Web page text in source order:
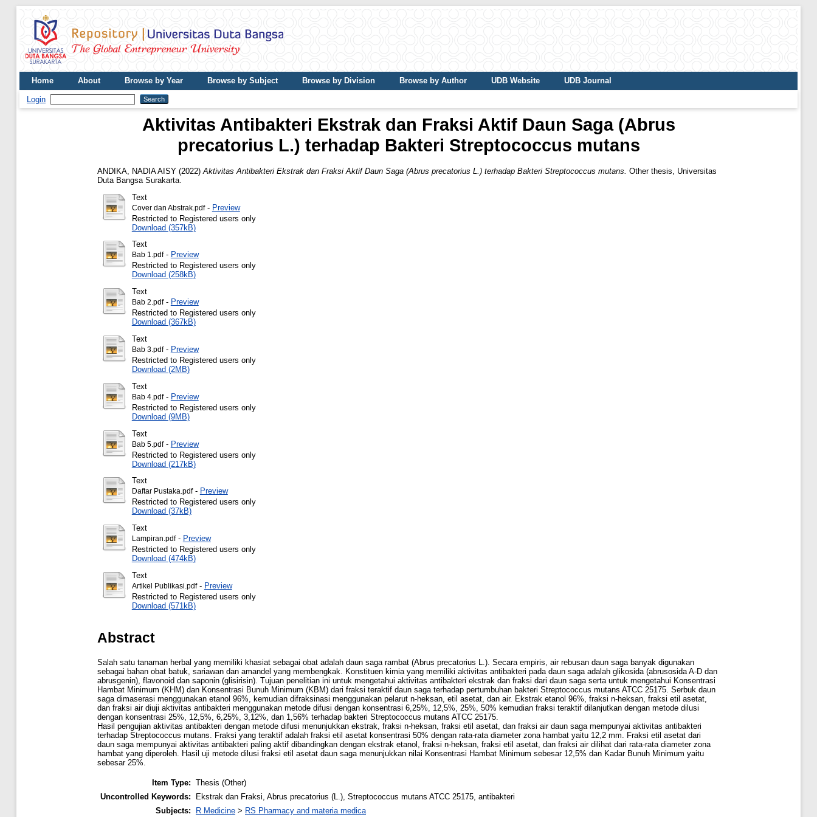
Home About Browse by Year Browse by Subject Browse by Division Browse by Author UDB Website UDB Journal
Login
Aktivitas Antibakteri Ekstrak dan Fraksi Aktif Daun Saga (Abrus
precatorius L.) terhadap Bakteri Streptococcus mutans
ANDIKA, NADIA AISY (2022) Aktivitas Antibakteri Ekstrak dan Fraksi Aktif Daun Saga (Abrus precatorius L.) terhadap Bakteri Streptococcus mutans. Other thesis, Universitas
Duta Bangsa Surakarta.
Text
Cover dan Abstrak.pdf- Preview
Restricted to Registered users only
Download (357kB)
Text
Bab 1.pdf- Preview
Restricted to Registered users only
Download (258kB)
Text
Bab 2.pdf- Preview
Restricted to Registered users only
Download (367kB)
Text
Bab 3.pdf- Preview
Restricted to Registered users only
Download (2MB)
Text
Bab 4.pdf- Preview
Restricted to Registered users only
Download (9MB)
Text
Bab 5.pdf- Preview
Restricted to Registered users only
Download (217kB)
Text
Daftar Pustaka.pdf- Preview
Restricted to Registered users only
Download (37kB)
Text
Lampiran.pdf- Preview
Restricted to Registered users only
Download (474kB)
Text
Artikel Publikasi.pdf- Preview
Restricted to Registered users only
Download (571kB)
Abstract
Salah satu tanaman herbal yang memiliki khasiat sebagai obat adalah daun saga rambat (Abrus precatorius L.). Secara empiris, air rebusan daun saga banyak digunakan
sebagai bahan obat batuk, sariawan dan amandel yang membengkak. Konstituen kimia yang memiliki aktivitas antibakteri pada daun saga adalah glikosida (abrusosida A-D dan
abrusgenin), flavonoid dan saponin (glisirisin). Tujuan penelitian ini untuk mengetahui aktivitas antibakteri ekstrak dan fraksi dari daun saga serta untuk mengetahui Konsentrasi
Hambat Minimum (KHM) dan Konsentrasi Bunuh Minimum (KBM) dari fraksi teraktif daun saga terhadap pertumbuhan bakteri Streptococcus mutans ATCC 25175. Serbuk daun
saga dimaserasi menggunakan etanol 96%, kemudian difraksinasi menggunakan pelarut n-heksan, etil asetat, dan air. Ekstrak etanol 96%, fraksi n-heksan, fraksi etil asetat,
dan fraksi air diuji aktivitas antibakteri menggunakan metode difusi dengan konsentrasi 6,25%, 12,5%, 25%, 50% kemudian fraksi teraktif dilanjutkan dengan metode dilusi
dengan konsentrasi 25%, 12,5%, 6,25%, 3,12%, dan 1,56% terhadap bakteri Streptococcus mutans ATCC 25175.
Hasil pengujian aktivitas antibakteri dengan metode difusi menunjukkan ekstrak, fraksi n-heksan, fraksi etil asetat, dan fraksi air daun saga mempunyai aktivitas antibakteri
terhadap Streptococcus mutans. Fraksi yang teraktif adalah fraksi etil asetat konsentrasi 50% dengan rata-rata diameter zona hambat yaitu 12,2 mm. Fraksi etil asetat dari
daun saga mempunyai aktivitas antibakteri paling aktif dibandingkan dengan ekstrak etanol, fraksi n-heksan, fraksi etil asetat, dan fraksi air dilihat dari rata-rata diameter zona
hambat yang diperoleh. Hasil uji metode dilusi fraksi etil asetat daun saga menunjukkan nilai Konsentrasi Hambat Minimum sebesar 12,5% dan Kadar Bunuh Minimum yaitu
sebesar 25%.
Item Type: Thesis (Other)
Uncontrolled Keywords:
Ekstrak dan Fraksi, Abrus precatorius (L.), Streptococcus mutans ATCC 25175, antibakteri
Subjects:
R Medicine > RS Pharmacy and materia medica